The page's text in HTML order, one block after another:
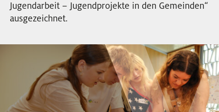
Jugendarbeit – Jugendprojekte in den Gemeinden“
ausgezeichnet.